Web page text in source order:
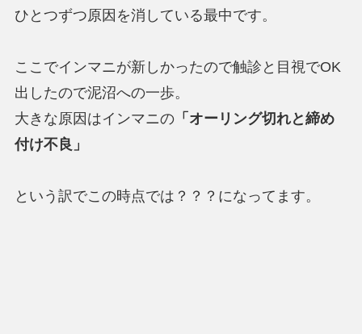
ひとつずつ原因を消している最中です。
ここでインマニが新しかったので触診と目視でOK
出したので泥沼への一歩。
大きな原因はインマニの「オーリング切れと締め
付け不良」
という訳でこの時点では？？？になってます。